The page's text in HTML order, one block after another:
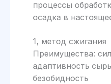
процессы
осадка в
1, метод сжигания
Преимущества:
адаптивность
безобидность